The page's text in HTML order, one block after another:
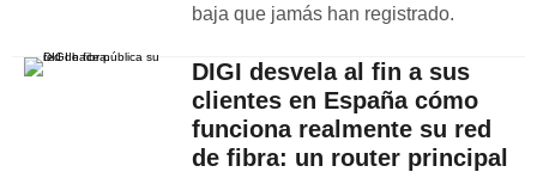
baja que jamás han registrado.
DIGI desvela al fin a sus
clientes en España cómo
funciona realmente su red
de fibra: un router principal